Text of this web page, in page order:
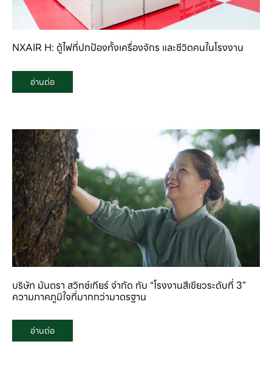
NXAIR H: ตู้ไฟที่ปกป้องทั้งเครื่องจักร และชีวิตคนในโรงงาน
อ่านต่อ
บริษัท มันตรา สวิทช์เกียร์ จำกัด กับ “โรงงานสีเขียวระดับที่ 3”
ความภาคภูมิใจที่มากกว่ามาตรฐาน
อ่านต่อ